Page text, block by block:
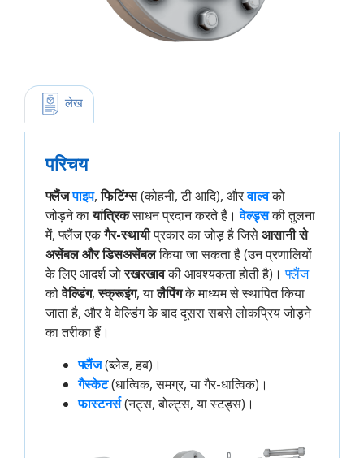
लेख
परिचय
फ्लैंजपाइप,फिटिंग्स(कोहनी, टी आदि), औरवाल्वको
जोड़ने कायांत्रिकसाधन प्रदान करते हैं।वेल्ड्सकी तुलना
में, फ्लैंज एकगैर-स्थायीप्रकार का जोड़ है जिसेआसानी से
असेंबल और डिसअसेंबलकिया जा सकता है (उन प्रणालियों
के लिए आदर्श जोरखरखावकी आवश्यकता होती है)।फ्लैंज
कोवेल्डिंग,स्क्रूइंग, यालैपिंगके माध्यम से स्थापित किया
जाता है, और वे वेल्डिंग के बाद दूसरा सबसे लोकप्रिय जोड़ने
का तरीका हैं।
फ्लैंज(ब्लेड, हब)।
गैस्केट(धात्विक, समग्र, या गैर-धात्विक)।
फास्टनर्स(नट्स, बोल्ट्स, या स्टड्स)।